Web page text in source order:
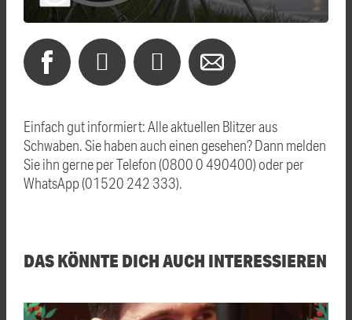
Einfach gut informiert: Alle aktuellen Blitzer aus
Schwaben. Sie haben auch einen gesehen? Dann melden
Sie ihn gerne per Telefon (0800 0 490400) oder per
WhatsApp (01520 242 333).
DAS KÖNNTE DICH AUCH INTERESSIEREN